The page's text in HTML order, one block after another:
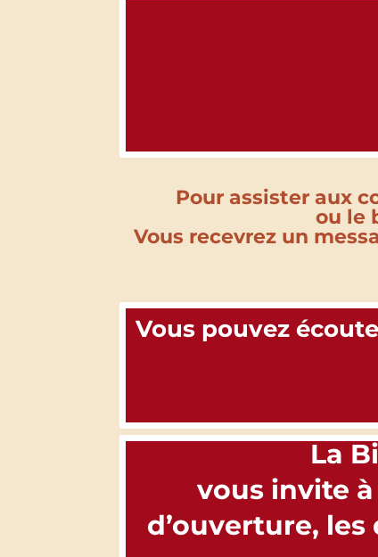
Pour assister aux
ou le
Vous recevrez un
Vous pouvez
La
vous invite
d’ouverture, les